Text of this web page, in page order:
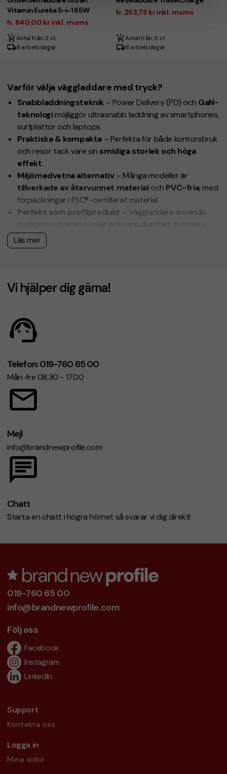
Vitamin Eureka 5-i-1 65W
fr. 840,00 kr inkl. moms
Antal från: 2 st
8 arbetsdagar
fr. 263,75 kr inkl. moms
Antal från: 5 st
8 arbetsdagar
Varför välja väggladdare med tryck?
Snabbladdningsteknik – Power Delivery (PD) och GaN-
teknologimöjliggör ultrasnabb laddning av smartphones,
surfplattor och laptops.
Praktiska & kompakta – Perfekta för både kontorsbruk
och resor tack vare sin smidiga storlek och höga
effekt.
Miljömedvetna alternativ– Många modeller är
tillverkade av återvunnet material och PVC-fria, med
förpackningar i FSC®-certifierat material.
Perfekt som profilprodukt – Väggladdare används
Profilera ditt företag med väggladdare med tryck
och på resor. Med din logotyp på en laddare blir ditt
vardag.
Beställ väggladdare med tryck idag!
ditt varumärke långvarig exponering? Kontakta oss för en
offert och få din väggladdare med eget tryck – redo för
vardag och resor!
Läs mer
Vi hjälper dig gärna!
Telefon: 019-760 65 00
Mån-fre 08.30 - 17.00
Mejl
info@brandnewprofile.com
Chatt
Starta en chatt i högra hörnet så svarar vi dig direkt!
019-760 65 00
info@brandnewprofile.com
Följ oss
Facebook
Instagram
LinkedIn
Support
Kontakta oss
Logga in
Mina sidor